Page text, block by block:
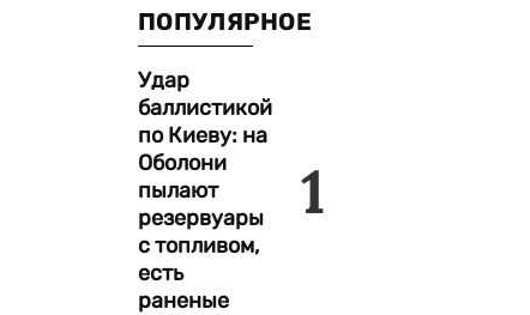
ПОПУЛЯРНОЕ
1
Удар
баллистикой
по Киеву: на
Оболони
пылают
резервуары
с топливом,
есть
раненые